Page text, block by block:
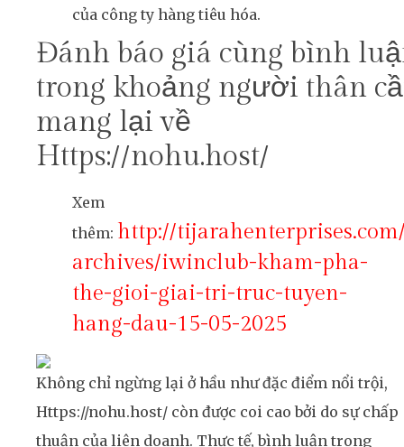
của công ty hàng tiêu hóa.
Đánh báo giá cùng bình
trong khoảng người thân
mang lại về
Https://nohu.host/
Xem
thêm: http://
archives/iwinclub-kham-pha-
the-gioi-giai-tri-truc-tuyen-
hang-dau-15-05-2025
Không chỉ ngừng lại ở hầu như đặc điểm nổi trội,
Https://nohu.host/ còn được coi cao bởi do sự chấp
thuận của liên doanh. Thực tế, bình luận trong